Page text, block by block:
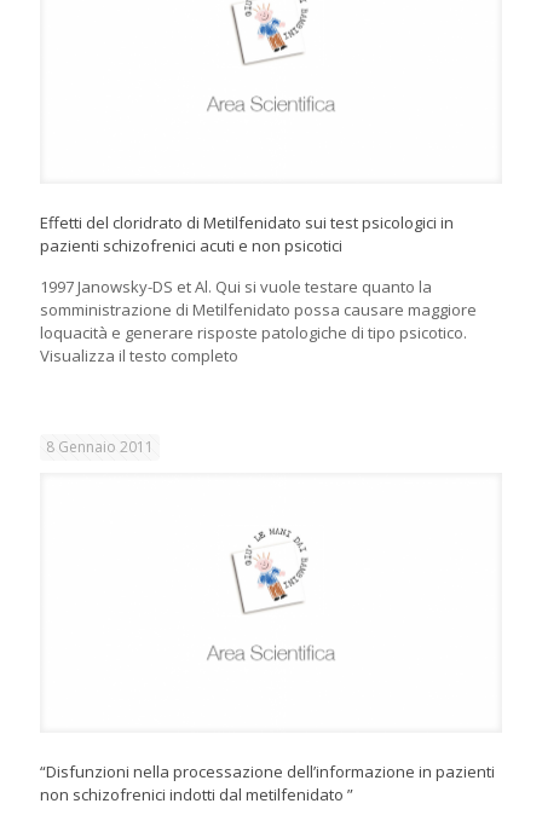
Effetti del cloridrato di Metilfenidato sui test psicologici in
pazienti schizofrenici acuti e non psicotici
1997 Janowsky-DS et Al. Qui si vuole testare quanto la
somministrazione di Metilfenidato possa causare maggiore
loquacità e generare risposte patologiche di tipo psicotico.
Visualizza il testo completo
8 Gennaio 2011
“Disfunzioni nella processazione dell’informazione in pazienti
non schizofrenici indotti dal metilfenidato ”